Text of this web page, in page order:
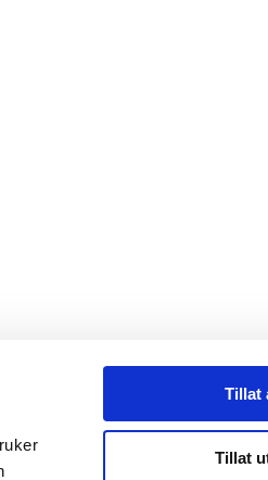
Tillat
Tillat